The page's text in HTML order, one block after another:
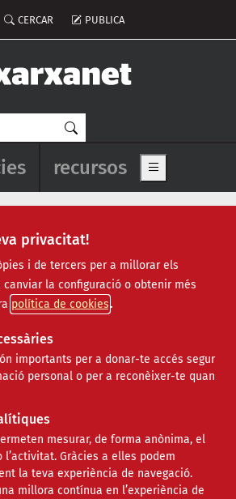
privacitat!
i de tercers per a millorar els
canviar la configuració o obtenir més
política de cookies
importants per a donar-te accés segur
personal o per a reconèixer-te quan
mesurar, de forma anònima, el
Gràcies a elles podem
la teva experiència de navegació.
millora contínua en l’experiència de
del compte d'usuari
CERCAR PUBLICA
principal de
recursos Show main
del poble